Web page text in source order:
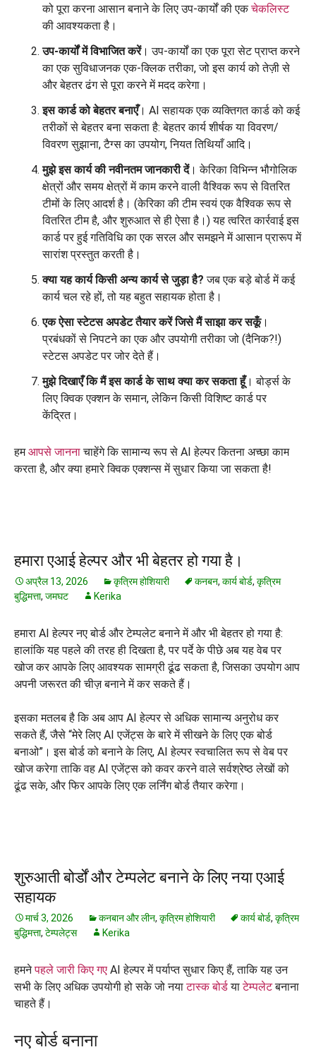
को पूरा करना आसान बनाने के लिए उप-कार्यों की एकचेकलिस्ट
की आवश्यकता है।
उप-कार्यों में विभाजित करें। उप-कार्यों का एक पूरा सेट प्राप्त करने
का एक सुविधाजनक एक-क्लिक तरीका, जो इस कार्य को तेज़ी से
और बेहतर ढंग से पूरा करने में मदद करेगा।
इस कार्ड को बेहतर बनाएँ। AI सहायक एक व्यक्तिगत कार्ड को कई
तरीकों से बेहतर बना सकता है: बेहतर कार्य शीर्षक या विवरण/
विवरण सुझाना, टैग्स का उपयोग, नियत तिथियाँ आदि।
मुझे इस कार्य की नवीनतम जानकारी दें। केरिका विभिन्न भौगोलिक
क्षेत्रों और समय क्षेत्रों में काम करने वाली वैश्विक रूप से वितरित
टीमों के लिए आदर्श है। (केरिका की टीम स्वयं एक वैश्विक रूप से
वितरित टीम है, और शुरुआत से ही ऐसा है।) यह त्वरित कार्रवाई इस
कार्ड पर हुई गतिविधि का एक सरल और समझने में आसान प्रारूप में
सारांश प्रस्तुत करती है।
क्या यह कार्य किसी अन्य कार्य से जुड़ा है? जब एक बड़े बोर्ड में कई
कार्य चल रहे हों, तो यह बहुत सहायक होता है।
एक ऐसा स्टेटस अपडेट तैयार करें जिसे मैं साझा कर सकूँ।
प्रबंधकों से निपटने का एक और उपयोगी तरीका जो (दैनिक?!)
स्टेटस अपडेट पर जोर देते हैं।
मुझे दिखाएँ कि मैं इस कार्ड के साथ क्या कर सकता हूँ। बोर्ड्स के
लिए क्विक एक्शन के समान, लेकिन किसी विशिष्ट कार्ड पर
केंद्रित।
हमआपसे जाननाचाहेंगे कि सामान्य रूप से AI हेल्पर कितना अच्छा काम
करता है, और क्या हमारे क्विक एक्शन्स में सुधार किया जा सकता है!
हमारा एआई हेल्पर और भी बेहतर हो गया है।
अप्रैल 13, 2026 कृत्रिम होशियारी कनबन, कार्य बोर्ड, कृत्रिम
बुद्धिमत्ता, जमघट Kerika
हमारा AI हेल्पर नए बोर्ड और टेम्पलेट बनाने में और भी बेहतर हो गया है:
हालांकि यह पहले की तरह ही दिखता है, पर पर्दे के पीछे अब यह वेब पर
खोज कर आपके लिए आवश्यक सामग्री ढूंढ सकता है, जिसका उपयोग आप
अपनी जरूरत की चीज़ बनाने में कर सकते हैं।
इसका मतलब है कि अब आप AI हेल्पर से अधिक सामान्य अनुरोध कर
सकते हैं, जैसे “मेरे लिए AI एजेंट्स के बारे में सीखने के लिए एक बोर्ड
बनाओ”। इस बोर्ड को बनाने के लिए, AI हेल्पर स्वचालित रूप से वेब पर
खोज करेगा ताकि वह AI एजेंट्स को कवर करने वाले सर्वश्रेष्ठ लेखों को
ढूंढ सके, और फिर आपके लिए एक लर्निंग बोर्ड तैयार करेगा।
शुरुआती बोर्डों और टेम्पलेट बनाने के लिए नया एआई
सहायक
मार्च 3, 2026 कनबान और लीन, कृत्रिम होशियारी कार्य बोर्ड, कृत्रिम
बुद्धिमत्ता, टेम्पलेट्स Kerika
हमनेपहले जारी किए गए AI हेल्पर में पर्याप्त सुधार किए हैं, ताकि यह उन
सभी के लिए अधिक उपयोगी हो सके जो नयाटास्क बोर्डयाटेम्पलेटबनाना
चाहते हैं।
नए बोर्ड बनाना